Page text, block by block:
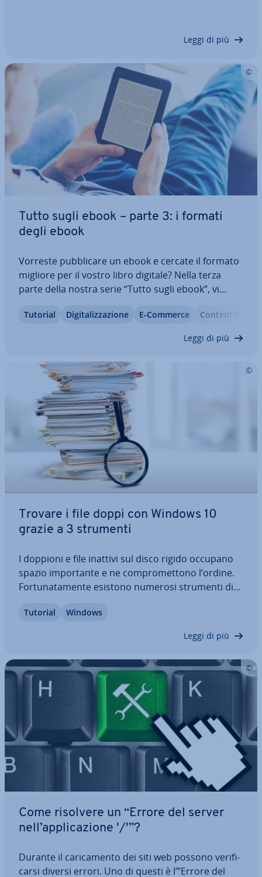
Leggi di più
Tutto sugli ebook – parte 3: i formati
degli ebook
Vorreste pub­bli­ca­re un ebook e cercate il formato
migliore per il vostro libro digitale? Nella terza
parte della nostra serie “Tutto sugli ebook”, vi
vi pre­sen­tia­mo i pro e i contro dei diversi standard
Tutorial Di­gi­ta­liz­za­zio­ne E-Commerce Content
Leggi di più
Trovare i file doppi con Windows 10
grazie a 3 strumenti
I doppioni e file inattivi sul disco rigido occupano
spazio im­por­tan­te e ne com­pro­met­to­no l’ordine.
For­tu­na­ta­men­te esistono numerosi strumenti di
questo modo, con pochi clic, metterete un po’
Tutorial Windows
Leggi di più
Come risolvere un “Errore del server
nell’ap­pli­ca­zio­ne '/'”?
Durante il ca­ri­ca­men­to dei siti web possono ve­ri­fi­
car­si diversi errori. Uno di questi è l’”Errore del